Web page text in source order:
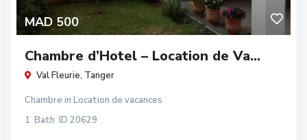
MAD 500
Chambre d’Hotel – Location de Va...
Val Fleurie, Tanger
Chambre in Location de vacances
1 Bath ID 20629